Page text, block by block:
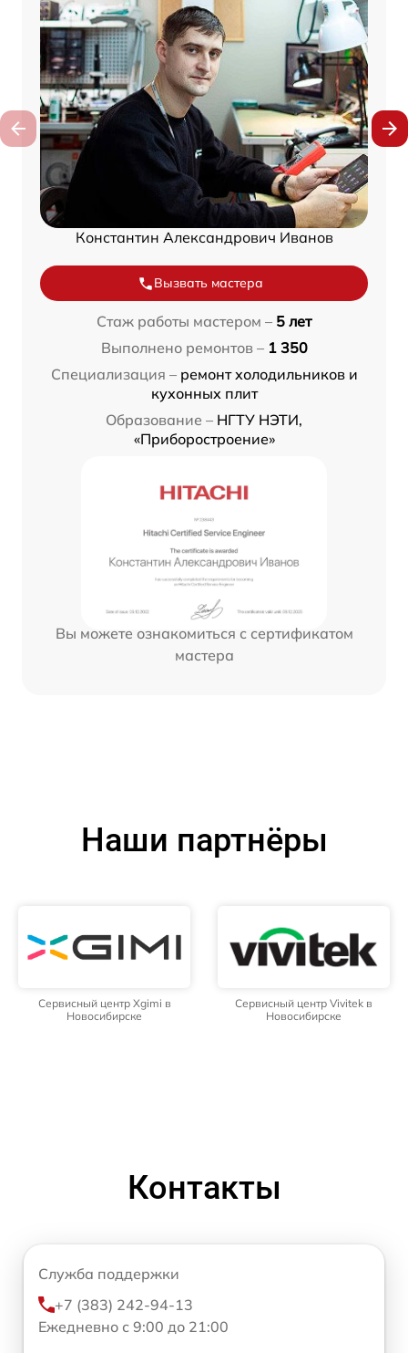
Константин Александрович Иванов
Вызвать мастера
Стаж работы мастером – 5 лет
Выполнено ремонтов – 1 350
Специализация – ремонт холодильников и
кухонных плит
Образование – НГТУ НЭТИ,
«Приборостроение»
Вы можете ознакомиться с сертификатом
мастера
Наши партнёры
Сервисный центр Xgimi в
Новосибирске
Сервисный центр Vivitek в
Новосибирске
Контакты
Служба поддержки
+7 (383) 242-94-13
Ежедневно с 9:00 до 21:00